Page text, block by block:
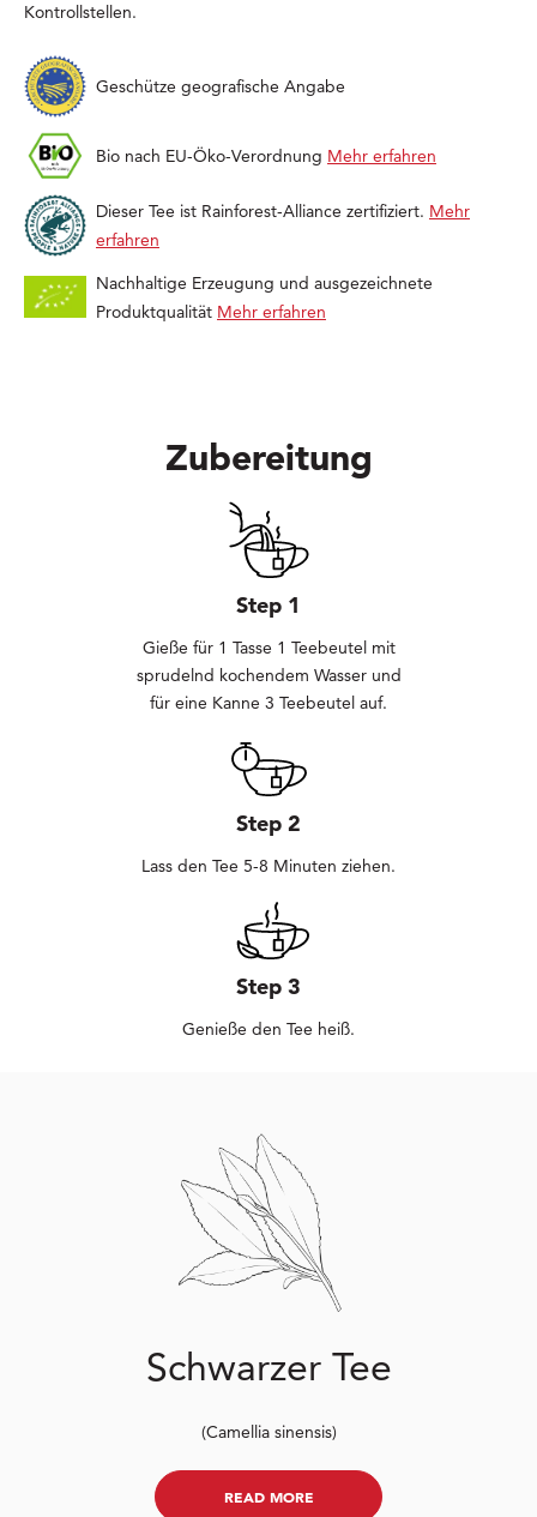
Kontrollstellen.
Geschütze geografische Angabe
Bio nach EU-Öko-Verordnung Mehr erfahren
Dieser Tee ist Rainforest-Alliance zertifiziert. Mehr
erfahren
Nachhaltige Erzeugung und ausgezeichnete
Produktqualität Mehr erfahren
Zubereitung
Step 1
Gieße für 1 Tasse 1 Teebeutel mit
sprudelnd kochendem Wasser und
für eine Kanne 3 Teebeutel auf.
Step 2
Lass den Tee 5-8 Minuten ziehen.
Step 3
Genieße den Tee heiß.
Schwarzer Tee
(Camellia sinensis)
READ MORE